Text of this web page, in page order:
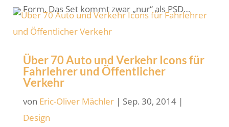
Form. Das Set kommt zwar „nur“ als PSD…
Über 70 Auto und Verkehr Icons für
Fahrlehrer und Öffentlicher
Verkehr
von Eric-Oliver Mächler| Sep. 30, 2014|
Design